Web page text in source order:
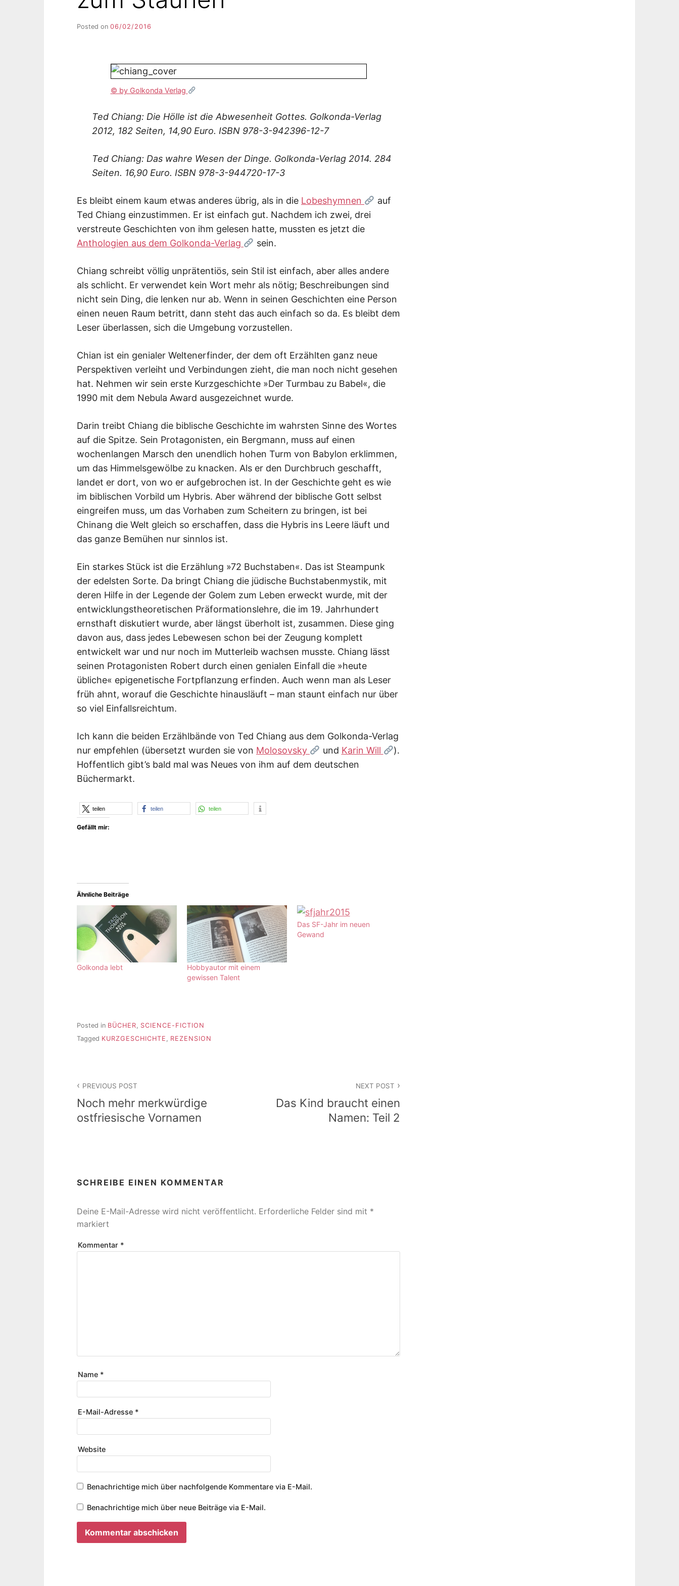
Posted on 06/02/2016
K
S
L
R
© by Golkonda Verlag
Ted Chiang: Die Hölle ist die Abwesenheit Gottes. Golkonda-Verlag
2012, 182 Seiten, 14,90 Euro. ISBN 978-3-942396-12-7
Ted Chiang: Das wahre Wesen der Dinge. Golkonda-Verlag 2014. 284
Seiten. 16,90 Euro. ISBN 978-3-944720-17-3
Es bleibt einem kaum etwas anderes übrig, als in die Lobeshymnen
auf
Ted Chiang einzustimmen. Er ist einfach gut. Nachdem ich zwei, drei
verstreute Geschichten von ihm gelesen hatte, mussten es jetzt die
Anthologien aus dem Golkonda-Verlag
sein.
Chiang schreibt völlig unprätentiös, sein Stil ist einfach, aber alles andere
als schlicht. Er verwendet kein Wort mehr als nötig; Beschreibungen sind
nicht sein Ding, die lenken nur ab. Wenn in seinen Geschichten eine Person
einen neuen Raum betritt, dann steht das auch einfach so da. Es bleibt dem
Leser überlassen, sich die Umgebung vorzustellen.
Chian ist ein genialer Weltenerfinder, der dem oft Erzählten ganz neue
Perspektiven verleiht und Verbindungen zieht, die man noch nicht gesehen
hat. Nehmen wir sein erste Kurzgeschichte »Der Turmbau zu Babel«, die
1990 mit dem Nebula Award ausgezeichnet wurde.
Darin treibt Chiang die biblische Geschichte im wahrsten Sinne des Wortes
auf die Spitze. Sein Protagonisten, ein Bergmann, muss auf einen
wochenlangen Marsch den unendlich hohen Turm von Babylon erklimmen,
um das Himmelsgewölbe zu knacken. Als er den Durchbruch geschafft,
landet er dort, von wo er aufgebrochen ist. In der Geschichte geht es wie
im biblischen Vorbild um Hybris. Aber während der biblische Gott selbst
eingreifen muss, um das Vorhaben zum Scheitern zu bringen, ist bei
Chinang die Welt gleich so erschaffen, dass die Hybris ins Leere läuft und
das ganze Bemühen nur sinnlos ist.
Ein starkes Stück ist die Erzählung »72 Buchstaben«. Das ist Steampunk
der edelsten Sorte. Da bringt Chiang die jüdische Buchstabenmystik, mit
deren Hilfe in der Legende der Golem zum Leben erweckt wurde, mit der
entwicklungstheoretischen Präformationslehre, die im 19. Jahrhundert
ernsthaft diskutiert wurde, aber längst überholt ist, zusammen. Diese ging
davon aus, dass jedes Lebewesen schon bei der Zeugung komplett
entwickelt war und nur noch im Mutterleib wachsen musste. Chiang lässt
seinen Protagonisten Robert durch einen genialen Einfall die »heute
übliche« epigenetische Fortpflanzung erfinden. Auch wenn man als Leser
früh ahnt, worauf die Geschichte hinausläuft – man staunt einfach nur über
so viel Einfallsreichtum.
Ich kann die beiden Erzählbände von Ted Chiang aus dem Golkonda-Verlag
nur empfehlen (übersetzt wurden sie von Molosovsky und Karin Will
).
Hoffentlich gibt’s bald mal was Neues von ihm auf dem deutschen
Büchermarkt.
teilen teilen teilen
Gefällt mir:
Ähnliche Beiträge
Golkonda lebt
Hobbyautor mit einem
gewissen Talent
Das SF-Jahr im neuen
Gewand
Posted in BÜCHER
SCIENCE-FICTION
Tagged KURZGESCHICHTE , REZENSION
PREVIOUS POST
Noch mehr merkwürdige
ostfriesische Vornamen
NEXT POST
Das Kind braucht einen
Namen: Teil 2
SCHREIBE EINEN KOMMENTAR
Deine E-Mail-Adresse wird nicht veröffentlicht. Erforderliche Felder sind mit *
markiert
Kommentar *
Name *
E-Mail-Adresse *
Website
Benachrichtige mich über nachfolgende Kommentare via E-Mail.
Benachrichtige mich über neue Beiträge via E-Mail.